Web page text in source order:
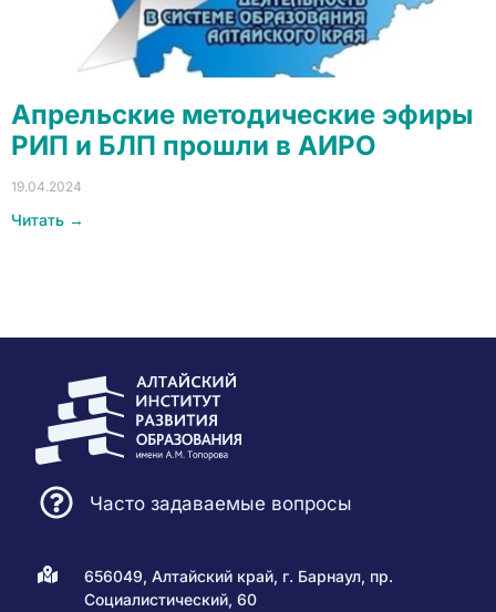
Апрельские методические эфиры
РИП и БЛП прошли в АИРО
19.04.2024
Читать →
Часто задаваемые вопросы
656049, Алтайский край, г. Барнаул, пр.
Социалистический, 60